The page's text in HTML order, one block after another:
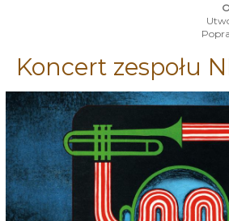
Koncert zespołu